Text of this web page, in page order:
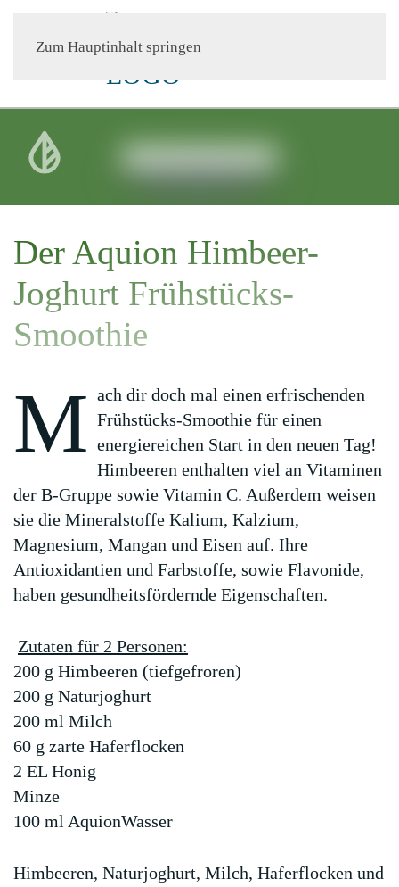
Zum Hauptinhalt springen
Joghurt
Frühstücks-
Smoothie
Der Aquion Himbeer-
Joghurt Frühstücks-
Smoothie
M ach dir doch mal einen erfrischenden
Frühstücks-Smoothie für einen
energiereichen Start in den neuen Tag!
Himbeeren enthalten viel an Vitaminen
der B-Gruppe sowie Vitamin C. Außerdem weisen
sie die Mineralstoffe Kalium, Kalzium,
Magnesium, Mangan und Eisen auf. Ihre
Antioxidantien und Farbstoffe, sowie Flavonide,
haben gesundheitsfördernde Eigenschaften.
Zutaten für 2 Personen:
200 g Himbeeren (tiefgefroren)
200 g Naturjoghurt
200 ml Milch
60 g zarte Haferflocken
2 EL Honig
Minze
100 ml AquionWasser
Himbeeren, Naturjoghurt, Milch, Haferflocken und